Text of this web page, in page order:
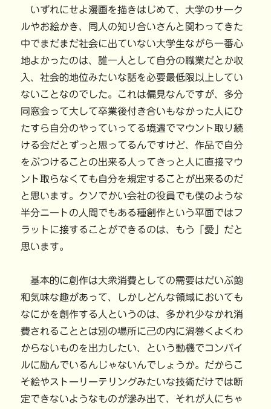
いずれにせよ漫画を描きはじめて、大学のサーク
ルやお絵かき、同人の知り合いさんと関わってきた
中でまだまだ社会に出ていない大学生ながら一番心
地よかったのは、誰一人として自分の職業だとか収
入、社会的地位みたいな話を必要最低限以上してい
ないことなのでした。これは偏見なんですが、多分
同窓会って大して卒業後付き合いもなかった人にひ
たすら自分のやっていってる境遇でマウント取り続
ける会だとずっと思ってるんですけど、作品で自分
をぶつけることの出来る人ってきっと人に直接マウ
ント取らなくても自分を規定することが出来るのだ
と思います。クソでかい会社の役員でも僕のような
半分ニートの人間でもある種創作という平面ではフ
ラットに接することができるのは、もう「愛」だと
思います。
基本的に創作は大衆消費としての需要はだいぶ飽
和気味な趣があって、しかしどんな領域においても
なにかを創作する人というのは、多かれ少なかれ消
費されることとは別の場所に己の内に渦巻くよくわ
からないものを出力したい、という動機でコンパイ
ルに励んでいるんじゃないんでしょうか。だからこ
そ絵やストーリーテリングみたいな技術だけでは断
定できないようなものが滲み出て、それが人にちゃ